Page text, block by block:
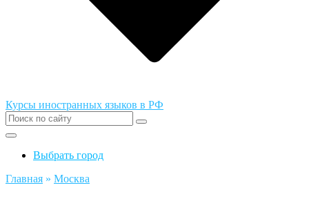
Курсы иностранных языков в РФ
Выбрать город
Главная » Москва